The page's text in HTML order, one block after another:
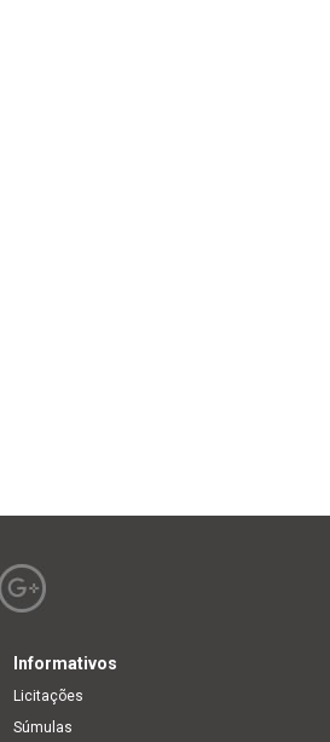
Informativos
Licitações
Súmulas